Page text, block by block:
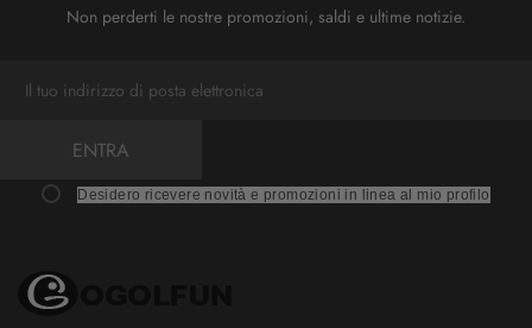
Non perderti le nostre promozioni, saldi e ultime notizie.
ENTRA
Desidero ricevere novità e promozioni in linea al mio profilo